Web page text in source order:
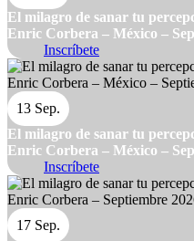
El milagro de sanar tu
Enric Corbera – México –
Inscríbete
13 Sep.
El milagro de sanar tu
Enric Corbera – México –
Inscríbete
17 Sep.